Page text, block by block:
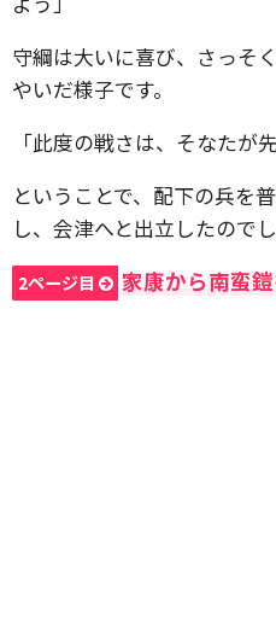
守綱は大いに喜び、さっそ
やいだ様子です。
「此度の戦さは、そなたが
ということで、配下の兵を
し、会津へと出立したのでし
2ページ目 家康から南蛮